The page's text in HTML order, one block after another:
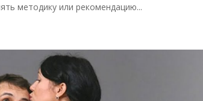
методику или рекомендацию...